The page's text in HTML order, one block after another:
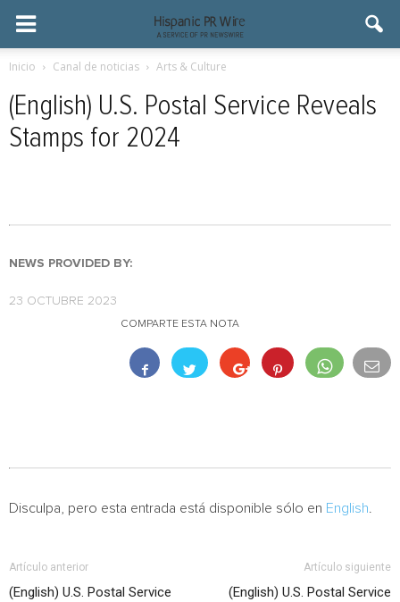
Inicio Canal de noticias Arts & Culture
(English) U.S. Postal Service Reveals
Stamps for 2024
NEWS PROVIDED BY:
23 OCTUBRE 2023
COMPARTE ESTA NOTA
Disculpa, pero esta entrada está disponible sólo en English
Artículo anterior
(English) U.S. Postal Service
Artículo siguiente
(English) U.S. Postal Service